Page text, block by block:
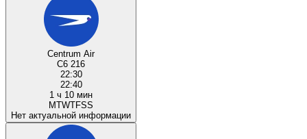
Centrum Air
C6 216
22:30
22:40
1 ч 10 мин
MTWTFSS
Нет актуальной информации